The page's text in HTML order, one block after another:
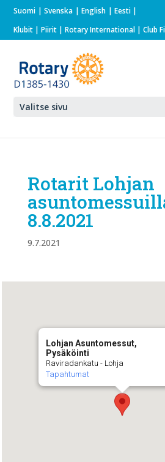
Suomi Svenska English
Eesti
Klubit |Piirit |Rotary International | Club
Valitse sivu
Rotarit Lohjan
8.8.2021
9.7.2021
Lohjan Asuntomessut,
Pysäköinti
Raviradankatu - Lohja
Tapahtumat